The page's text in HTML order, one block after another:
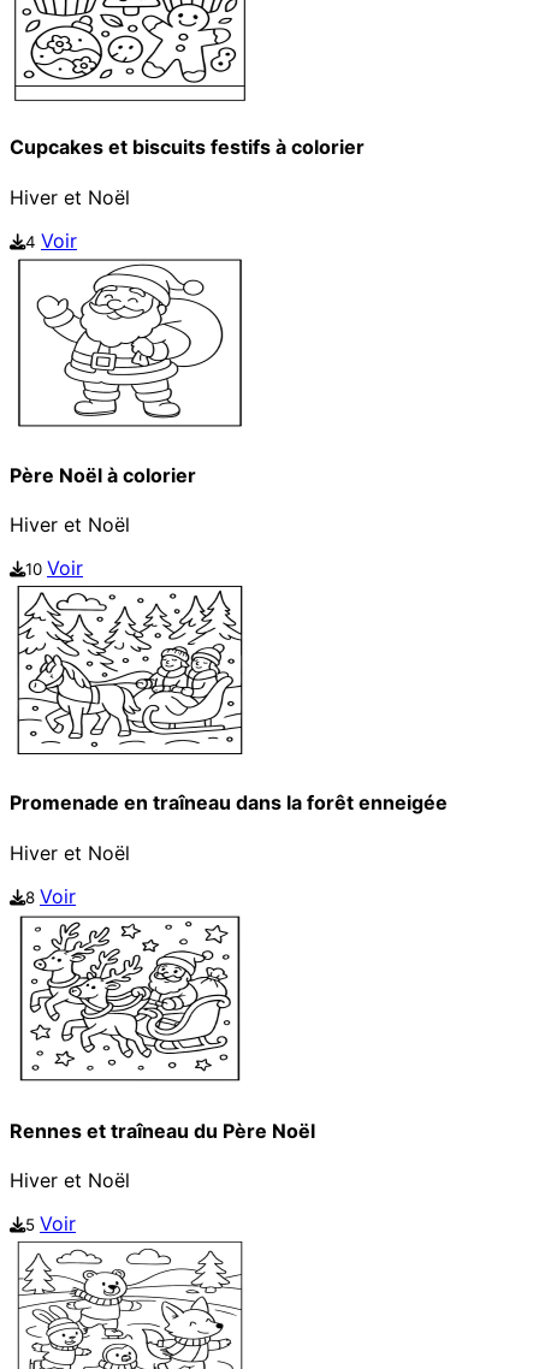
Cupcakes et biscuits festifs à colorier
Hiver et Noël
4 Voir
Père Noël à colorier
Hiver et Noël
10 Voir
Promenade en traîneau dans la forêt enneigée
Hiver et Noël
8 Voir
Rennes et traîneau du Père Noël
Hiver et Noël
5 Voir